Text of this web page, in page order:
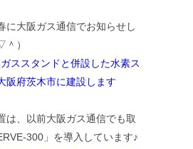
に大阪ガス通信でお知らせし
）
ススタンドと併設した水素ス
阪府茨木市に建設します
は、以前大阪ガス通信でも取
300」を導入しています♪